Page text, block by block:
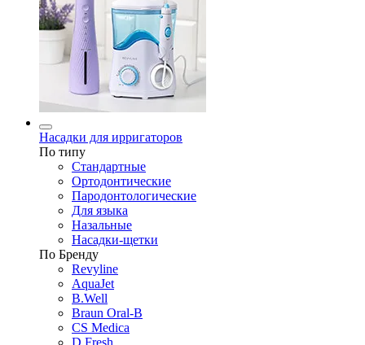
Насадки для ирригаторов
По типу
Стандартные
Ортодонтические
Пародонтологические
Для языка
Назальные
Насадки-щетки
По Бренду
Revyline
AquaJet
B.Well
Braun Oral-B
CS Medica